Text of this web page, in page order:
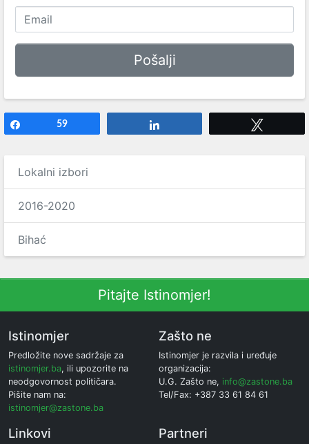
59
Lokalni izbori
2016-2020
Bihać
Pitajte Istinomjer!
Istinomjer
Predložite nove sadržaje za
istinomjer.ba, ili upozorite na
neodgovornost političara.
Pišite nam na:
istinomjer@zastone.ba
Zašto ne
Istinomjer je razvila i uređuje
organizacija:
U.G. Zašto ne, info@zastone.ba
Tel/Fax: +387 33 61 84 61
Linkovi Partneri